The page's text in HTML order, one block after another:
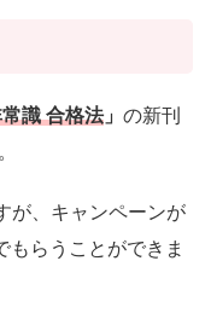
識 合格法」 の新刊
が、キャンペーンが
もらうことができま